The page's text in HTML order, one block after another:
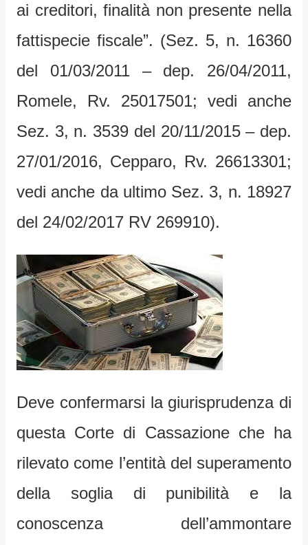
ai creditori, finalità non presente nella
fattispecie fiscale”. (Sez. 5, n. 16360
del 01/03/2011 – dep. 26/04/2011,
Romele, Rv. 25017501; vedi anche
Sez. 3, n. 3539 del 20/11/2015 – dep.
27/01/2016, Cepparo, Rv. 26613301;
vedi anche da ultimo Sez. 3, n. 18927
del 24/02/2017 RV 269910).
Deve confermarsi la giurisprudenza di
questa Corte di Cassazione che ha
rilevato come l’entità del superamento
della soglia di punibilità e la
conoscenza dell’ammontare